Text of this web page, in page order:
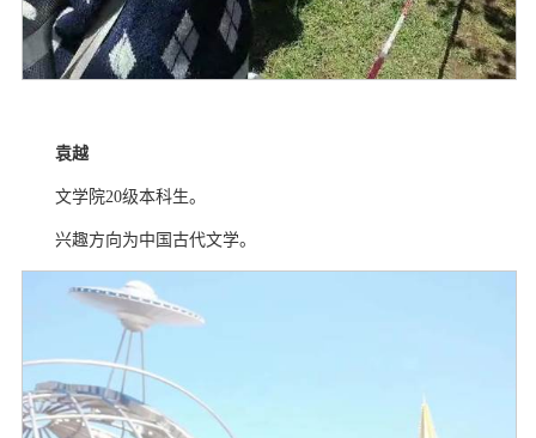
袁越
文学院20级本科生。
兴趣方向为中国古代文学。